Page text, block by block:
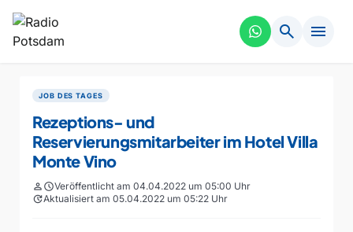
search menu
JOB DES TAGES
Rezeptions- und
Reservierungsmitarbeiter im Hotel Villa
Monte Vino
personscheduleVeröffentlicht am 04.04.2022 um 05:00 Uhr
updateAktualisiert am 05.04.2022 um 05:22 Uhr